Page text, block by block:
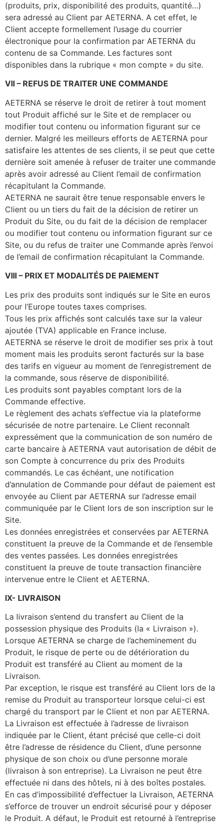
(produits, prix, disponibilité des produits, quantité…)
sera adressé au Client par AETERNA. A cet effet, le
Client accepte formellement l’usage du courrier
électronique pour la confirmation par AETERNA du
contenu de sa Commande. Les factures sont
disponibles dans la rubrique « mon compte » du site.
VII – REFUS DE TRAITER UNE COMMANDE
AETERNA se réserve le droit de retirer à tout moment
tout Produit affiché sur le Site et de remplacer ou
modifier tout contenu ou information figurant sur ce
dernier. Malgré les meilleurs efforts de AETERNA pour
satisfaire les attentes de ses clients, il se peut que cette
dernière soit amenée à refuser de traiter une commande
après avoir adressé au Client l’email de confirmation
récapitulant la Commande.
AETERNA ne saurait être tenue responsable envers le
Client ou un tiers du fait de la décision de retirer un
Produit du Site, ou du fait de la décision de remplacer
ou modifier tout contenu ou information figurant sur ce
Site, ou du refus de traiter une Commande après l’envoi
de l’email de confirmation récapitulant la Commande.
VIII – PRIX ET MODALITÉS DE PAIEMENT
Les prix des produits sont indiqués sur le Site en euros
pour l’Europe toutes taxes comprises.
Tous les prix affichés sont calculés taxe sur la valeur
ajoutée (TVA) applicable en France incluse.
AETERNA se réserve le droit de modifier ses prix à tout
moment mais les produits seront facturés sur la base
des tarifs en vigueur au moment de l’enregistrement de
la commande, sous réserve de disponibilité.
Les produits sont payables comptant lors de la
Commande effective.
Le règlement des achats s’effectue via la plateforme
sécurisée de notre partenaire. Le Client reconnaît
expressément que la communication de son numéro de
carte bancaire à AETERNA vaut autorisation de débit de
son Compte à concurrence du prix des Produits
commandés. Le cas échéant, une notification
d’annulation de Commande pour défaut de paiement est
envoyée au Client par AETERNA sur l’adresse email
communiquée par le Client lors de son inscription sur le
Site.
Les données enregistrées et conservées par AETERNA
constituent la preuve de la Commande et de l’ensemble
des ventes passées. Les données enregistrées
constituent la preuve de toute transaction financière
intervenue entre le Client et AETERNA.
IX- LIVRAISON
La livraison s’entend du transfert au Client de la
possession physique des Produits (la « Livraison »).
Lorsque AETERNA se charge de l’acheminement du
Produit, le risque de perte ou de détérioration du
Produit est transféré au Client au moment de la
Livraison.
Par exception, le risque est transféré au Client lors de la
remise du Produit au transporteur lorsque celui-ci est
chargé du transport par le Client et non par AETERNA.
La Livraison est effectuée à l’adresse de livraison
indiquée par le Client, étant précisé que celle-ci doit
être l’adresse de résidence du Client, d’une personne
physique de son choix ou d’une personne morale
(livraison à son entreprise). La Livraison ne peut être
effectuée ni dans des hôtels, ni à des boîtes postales.
En cas d’impossibilité d’effectuer la Livraison, AETERNA
s’efforce de trouver un endroit sécurisé pour y déposer
le Produit. A défaut, le Produit est retourné à l’entreprise